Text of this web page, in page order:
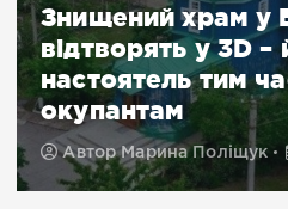
Знищений храм у
відтворять у 3D –
настоятель тим
окупантам
Автор Марина Поліщук